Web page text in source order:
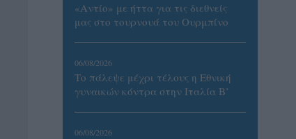
«Αντίο» με ήττα για τις διεθνείς
μας στο τουρνουά του Ουρμπίνο
06/08/2026
Το πάλεψε μέχρι τέλους η Εθνική
γυναικών κόντρα στην Ιταλία Β’
06/08/2026